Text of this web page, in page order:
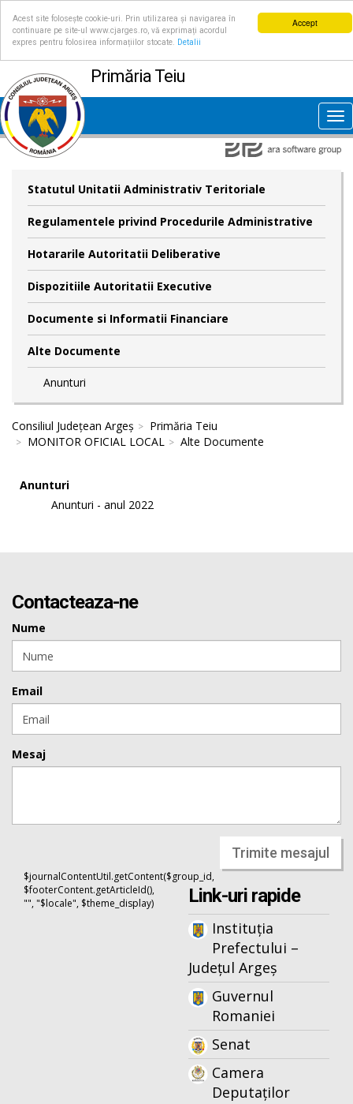
Accept
Acest site folosește cookie-uri. Prin utilizarea și navigarea în
continuare pe site-ul www.cjarges.ro, vă exprimați acordul
expres pentru folosirea informațiilor stocate.
Detalii
Primăria Teiu
Statutul Unitatii Administrativ Teritoriale
Regulamentele privind Procedurile Administrative
Hotararile Autoritatii Deliberative
Dispozitiile Autoritatii Executive
Documente si Informatii Financiare
Alte Documente
Anunturi
Consiliul Județean Argeș
Primăria Teiu
MONITOR OFICIAL LOCAL
Alte Documente
Anunturi
Anunturi - anul 2022
Contacteaza-ne
Nume
Email
Mesaj
Trimite mesajul
$journalContentUtil.getContent($group_id,
$footerContent.getArticleId(),
"", "$locale", $theme_display)
Link-uri rapide
Instituția
Prefectului –
Județul Argeș
Guvernul
Romaniei
Senat
Camera
Deputaților